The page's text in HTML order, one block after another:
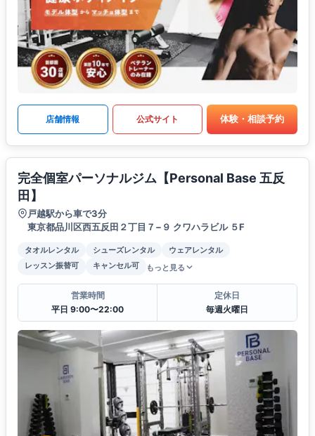
店舗情報 公式サイト 体験・相談予約
完全個室パーソナルジム【Personal Base 五反
田】
戸越駅から車で3分
東京都品川区西五反田２丁目７−９ クワハラビル ５F
タオルレンタル シューズレンタル
ウェアレンタル
レッスン振替可
キャンセル可 もっと見る
営業時間
平日 9:00〜22:00
定休日
毎週火曜日